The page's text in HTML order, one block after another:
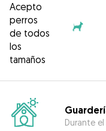
Acepto
perros
de todos
los
tamaños
Durante